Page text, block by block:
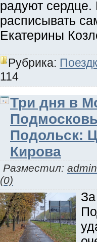
радуют
расписывать
Екатерины
Рубрика:
114
Три дня в
Подольск:
Кирова
Разместил: admin
(0)